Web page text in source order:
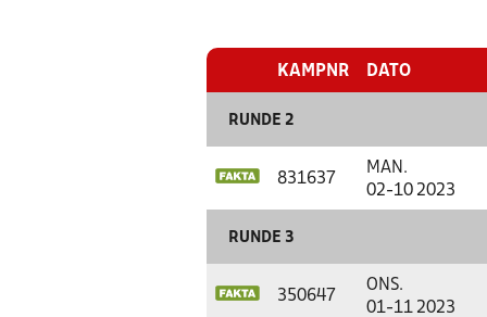
KAMPNR DATO
RUNDE 2
831637
MAN.
02-10 2023
RUNDE 3
350647
ONS.
01-11 2023